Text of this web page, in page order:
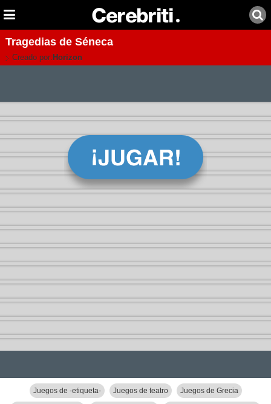
Tragedias de Séneca
Creado por: Horizon
Juegos de -etiqueta- Juegos de teatro Juegos de Grecia